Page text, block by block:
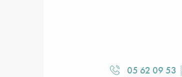
05 62 09 53